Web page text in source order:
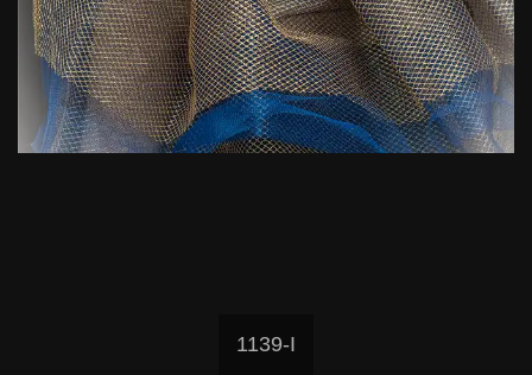
1139-I